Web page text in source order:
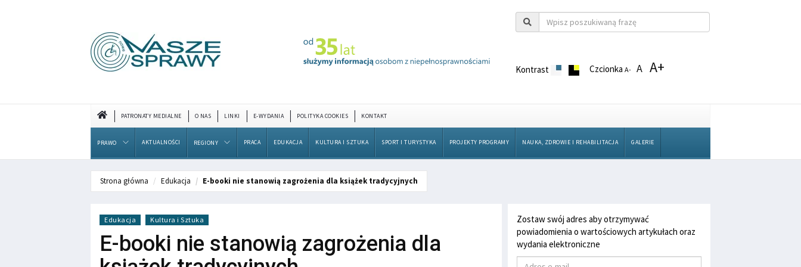
Kontrast CzcionkaA- A A+
PATRONATY MEDIALNE O NAS LINKI E-WYDANIA POLITYKA COOKIES KONTAKT
PRAWO AKTUALNOŚCI REGIONY PRACA EDUKACJA KULTURA I SZTUKA SPORT I TURYSTYKA PROJEKTY PROGRAMY NAUKA, ZDROWIE I REHABILITACJA GALERIE
Strona główna Edukacja E-booki nie stanowią zagrożenia dla książek tradycyjnych
Edukacja Kultura i Sztuka
E-booki nie stanowią zagrożenia dla
Zostaw swój adres aby otrzymywać
powiadomienia o wartościowych artykułach oraz
wydania elektroniczne